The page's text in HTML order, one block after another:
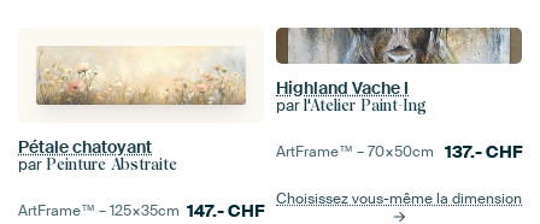
Pétale chatoyant
par Peinture Abstraite
ArtFrame™ –125×35cm 147.-CHF
Highland Vache I
par l'Atelier Paint-Ing
ArtFrame™ –70×50cm 137.-CHF
Choisissez vous-même la dimension